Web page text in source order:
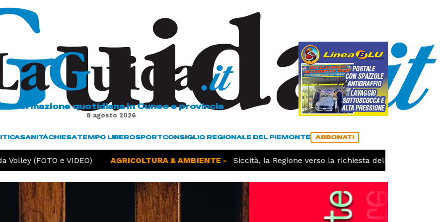
L'informazione quotidiana in Cuneo e provincia
8 agosto 2026
SANITÀCHIESATEMPO LIBEROSPORTCONSIGLIO REGIONALE DEL PIEMONTE ABBONATI
(FOTO e VIDEO) AGRICOLTURA & AMBIENTE - Siccità, la Regione verso la richiesta dello stato di calamità